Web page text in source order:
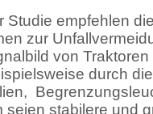
empfehlen
zur
von
durch
seien stabilere und